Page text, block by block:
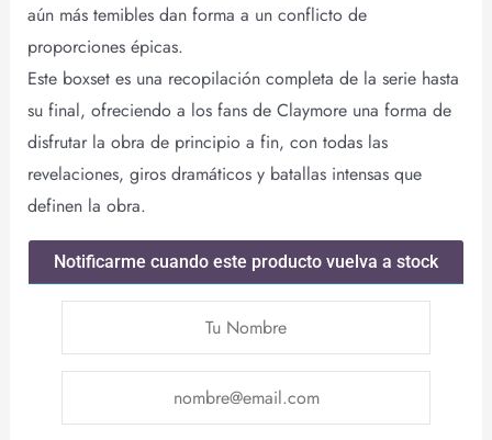
aún más temibles dan forma a un conflicto de
proporciones épicas.
Este boxset es una recopilación completa de la serie hasta
su final, ofreciendo a los fans de Claymore una forma de
disfrutar la obra de principio a fin, con todas las
revelaciones, giros dramáticos y batallas intensas que
definen la obra.
Notificarme cuando este producto vuelva a stock